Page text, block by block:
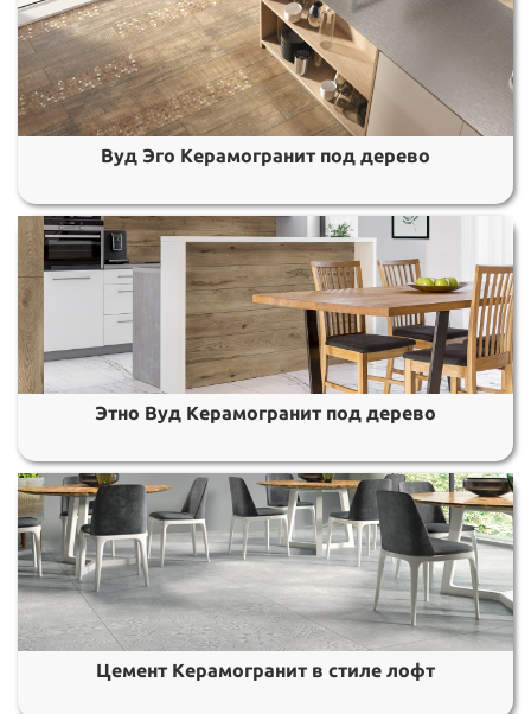
Вуд Эго Керамогранит под дерево
Этно Вуд Керамогранит под дерево
Цемент Керамогранит в стиле лофт